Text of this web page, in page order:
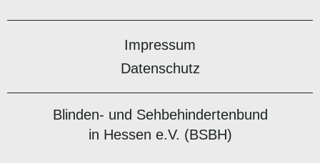
Impressum
Datenschutz
Blinden- und Sehbehindertenbund
in Hessen e.V. (BSBH)